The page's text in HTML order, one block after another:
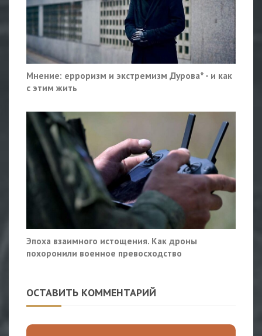
Мнение: ерроризм и экстремизм Дурова* - и как
с этим жить
Эпоха взаимного истощения. Как дроны
похоронили военное превосходство
ОСТАВИТЬ КОММЕНТАРИЙ